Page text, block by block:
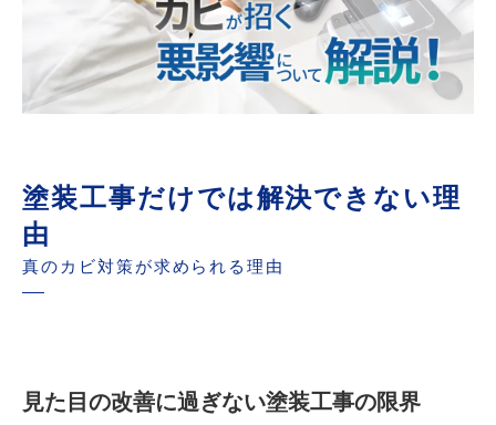
塗装工事だけでは解決できない理
由
真のカビ対策が求められる理由
見た目の改善に過ぎない塗装工事の限界